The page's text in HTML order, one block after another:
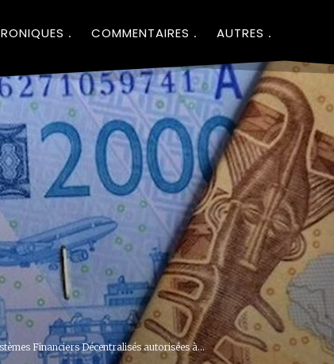
COMMENTAIRES AUTRES
Financiers Décentralisés autorisées à...